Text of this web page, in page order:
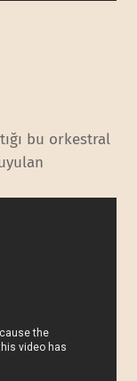
bu orkestral